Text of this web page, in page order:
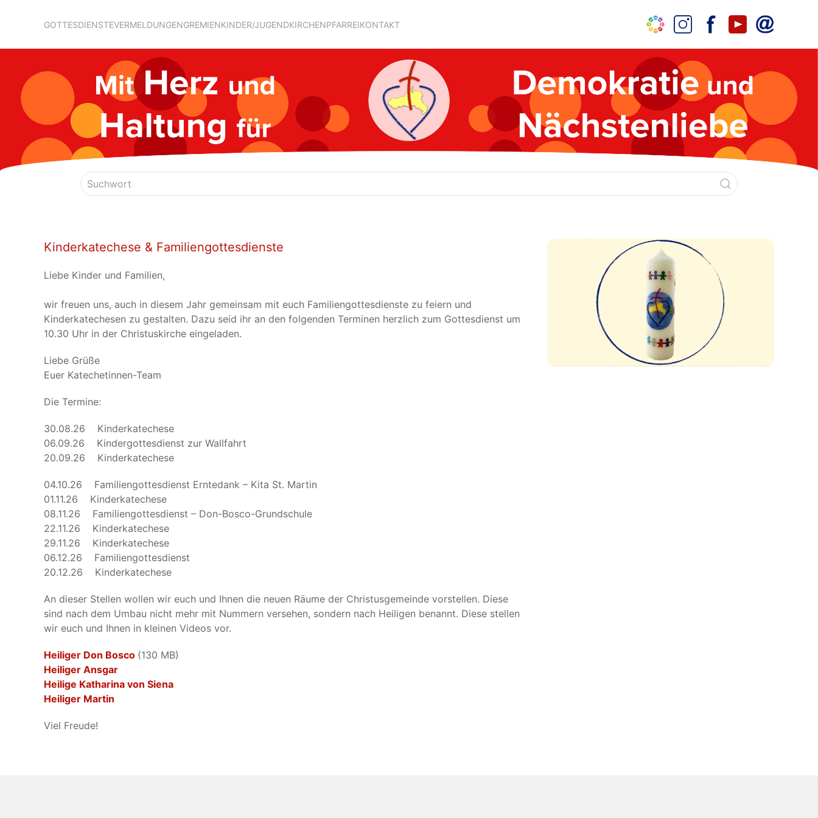
GOTTESDIENSTEVERMELDUNGENGREMIENKINDER/JUGENDKIRCHENPFARREIKONTAKT
Kinderkatechese & Familiengottesdienste
Liebe Kinder und Familien,
wir freuen uns, auch in diesem Jahr gemeinsam mit euch Familiengottesdienste zu feiern und
Kinderkatechesen zu gestalten. Dazu seid ihr an den folgenden Terminen herzlich zum Gottesdienst um
10.30 Uhr in der Christuskirche eingeladen.
Liebe Grüße
Euer Katechetinnen-Team
Die Termine:
30.08.26 Kinderkatechese
06.09.26 Kindergottesdienst zur Wallfahrt
20.09.26 Kinderkatechese
04.10.26 Familiengottesdienst Erntedank – Kita St. Martin
01.11.26 Kinderkatechese
08.11.26 Familiengottesdienst – Don-Bosco-Grundschule
22.11.26 Kinderkatechese
29.11.26 Kinderkatechese
06.12.26 Familiengottesdienst
20.12.26 Kinderkatechese
An dieser Stellen wollen wir euch und Ihnen die neuen Räume der Christusgemeinde vorstellen. Diese
sind nach dem Umbau nicht mehr mit Nummern versehen, sondern nach Heiligen benannt. Diese stellen
wir euch und Ihnen in kleinen Videos vor.
Heiliger Don Bosco (130 MB)
Heiliger Ansgar
Heilige Katharina von Siena
Heiliger Martin
Viel Freude!